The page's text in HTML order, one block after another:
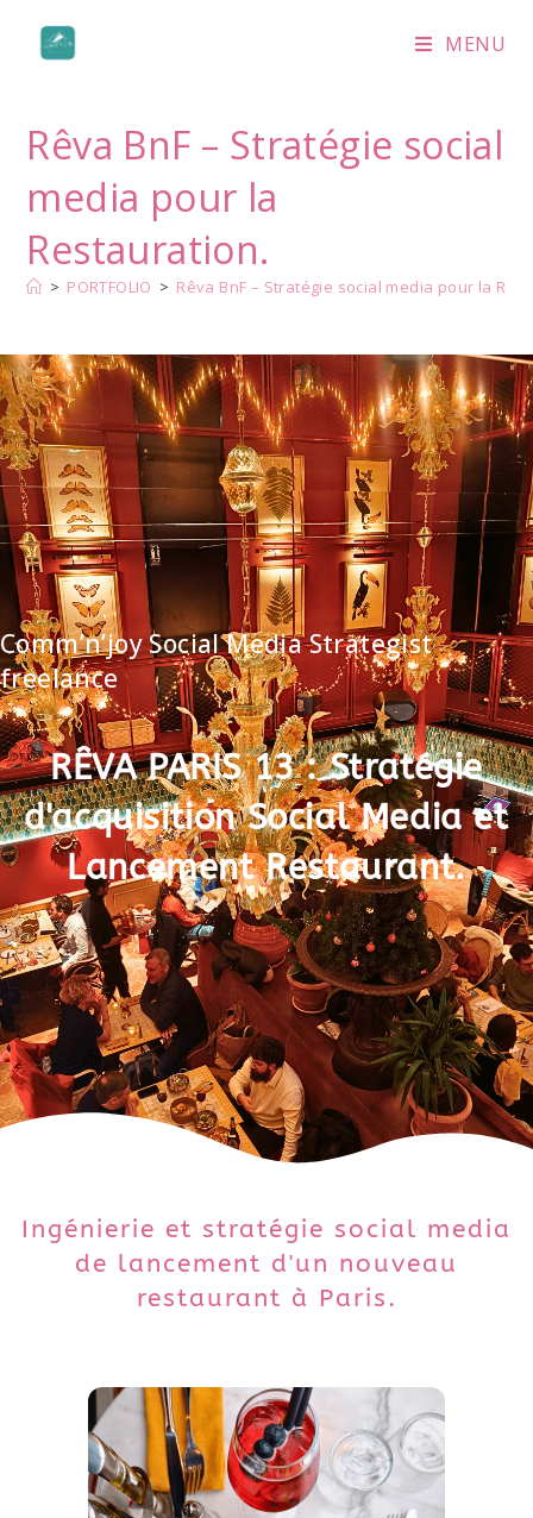
MENU
Rêva BnF – Stratégie social
media pour la
Restauration.
> PORTFOLIO > Rêva BnF – Stratégie social media pour la
Comm’n’joy Social Media Strategist
freelance
RÊVA PARIS 13 : Stratégie
d'acquisition Social Media et
Lancement Restaurant.
Ingénierie et stratégie social media
de lancement d'un nouveau
restaurant à Paris.